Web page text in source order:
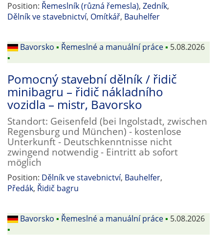
Position: Řemeslník (různá řemesla), Zedník,
Dělník ve stavebnictví, Omítkář, Bauhelfer
Bavorsko ▪ Řemeslné a manuální práce▪ 5.08.2026
▪
Pomocný stavební dělník / řidič
minibagru – řidič nákladního
vozidla – mistr, Bavorsko
Standort: Geisenfeld (bei Ingolstadt, zwischen
Regensburg und München) - kostenlose
Unterkunft - Deutschkenntnisse nicht
zwingend notwendig - Eintritt ab sofort
möglich
Position: Dělník ve stavebnictví, Bauhelfer,
Předák, Řidič bagru
Bavorsko ▪ Řemeslné a manuální práce▪ 5.08.2026
▪